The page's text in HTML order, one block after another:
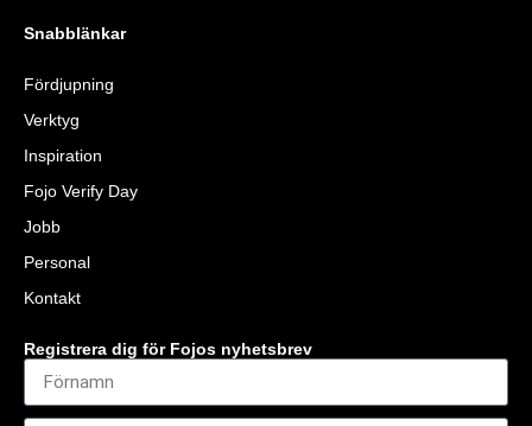
Snabblänkar
Fördjupning
Verktyg
Inspiration
Fojo Verify Day
Jobb
Personal
Kontakt
Registrera dig för Fojos nyhetsbrev